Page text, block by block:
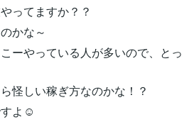
ってますか？？
かな～
ーやっている人が多いので、とっ
怪しい稼ぎ方なのかな！？
よ☺